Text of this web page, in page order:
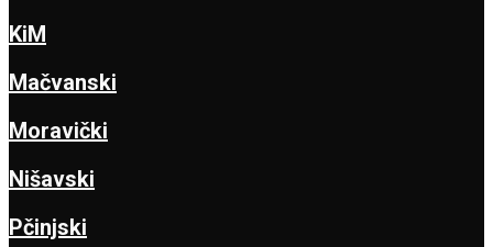
KiM
Mačvanski
Moravički
Nišavski
Pčinjski